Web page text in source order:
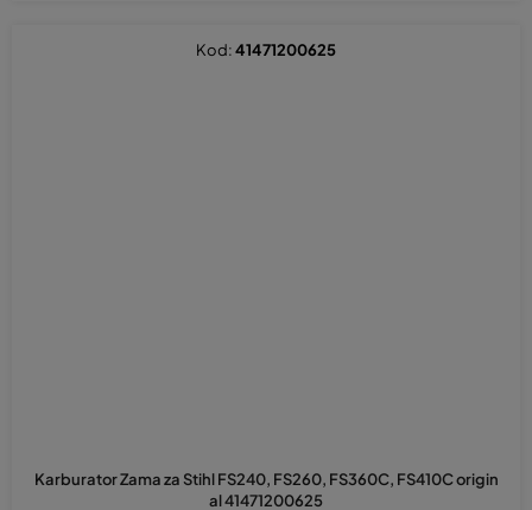
Karburator Zama za Stihl FS240, FS260, FS360C, FS410C origin
al 41471200625
Kod:41471200625